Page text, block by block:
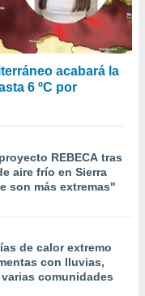
acabará la
6 ºC por
REBECA tras
aire frío en Sierra
son más extremas"
de calor extremo
con lluvias,
comunidades